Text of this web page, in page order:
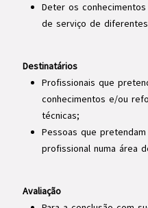
Deter os
de serviço de
Destinatários
Profissionais que
conhecimentos e/ou
técnicas;
Pessoas que
profissional numa área
Avaliação